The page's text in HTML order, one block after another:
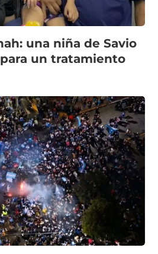
una niña de Savio
un tratamiento